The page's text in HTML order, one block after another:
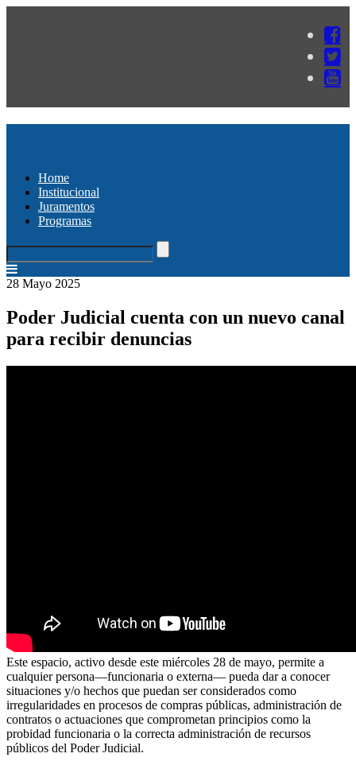
Home
Institucional
Juramentos
Programas
28 Mayo 2025
Poder Judicial cuenta con un nuevo canal
para recibir denuncias
Este espacio, activo desde este miércoles 28 de mayo, permite a
cualquier persona—funcionaria o externa— pueda dar a conocer
situaciones y/o hechos que puedan ser considerados como
irregularidades en procesos de compras públicas, administración de
contratos o actuaciones que comprometan principios como la
probidad funcionaria o la correcta administración de recursos
públicos del Poder Judicial.